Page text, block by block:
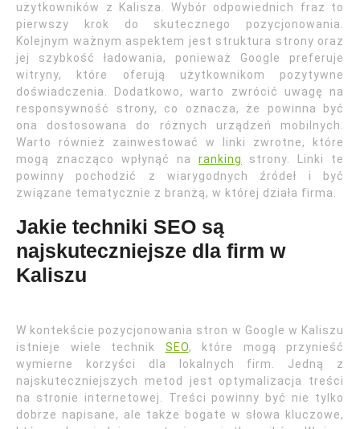
użytkowników z Kalisza. Wybór odpowiednich fraz to
pierwszy krok do skutecznego pozycjonowania.
Kolejnym ważnym aspektem jest struktura strony oraz
jej szybkość ładowania, ponieważ Google preferuje
witryny, które oferują użytkownikom pozytywne
doświadczenia. Dodatkowo, warto zwrócić uwagę na
responsywność strony, co oznacza, że powinna być
ona dostosowana do różnych urządzeń mobilnych.
Warto również zainwestować w linki zwrotne, które
mogą znacząco wpłynąć na ranking
strony. Linki te
powinny pochodzić z wiarygodnych źródeł i być
związane tematycznie z branżą, w której działa firma.
Jakie techniki SEO są
najskuteczniejsze dla firm w
Kaliszu
W kontekście pozycjonowania stron w Google w Kaliszu
istnieje wiele technik SEO, które mogą przynieść
wymierne korzyści dla lokalnych firm. Jedną z
najskuteczniejszych metod jest optymalizacja treści
na stronie internetowej. Treści powinny być nie tylko
dobrze napisane, ale także bogate w słowa kluczowe,